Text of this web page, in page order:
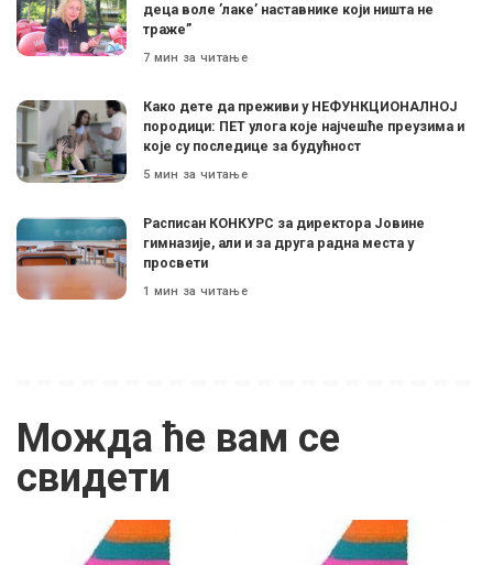
деца воле ’лаке’ наставнике који ништа не
траже”
7 мин за читање
Како дете да преживи у НЕФУНКЦИОНАЛНОЈ
породици: ПЕТ улога које најчешће преузима и
које су последице за будућност
5 мин за читање
Расписан КОНКУРС за директора Јовине
гимназије, али и за друга радна места у
просвети
1 мин за читање
Можда ће вам се
свидети